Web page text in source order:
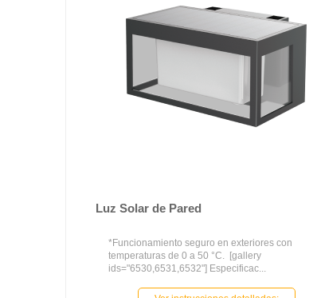
Luz Solar de Pared
*Funcionamiento seguro en exteriores con
temperaturas de 0 a 50 °C. [gallery
ids="6530,6531,6532"] Especificac...